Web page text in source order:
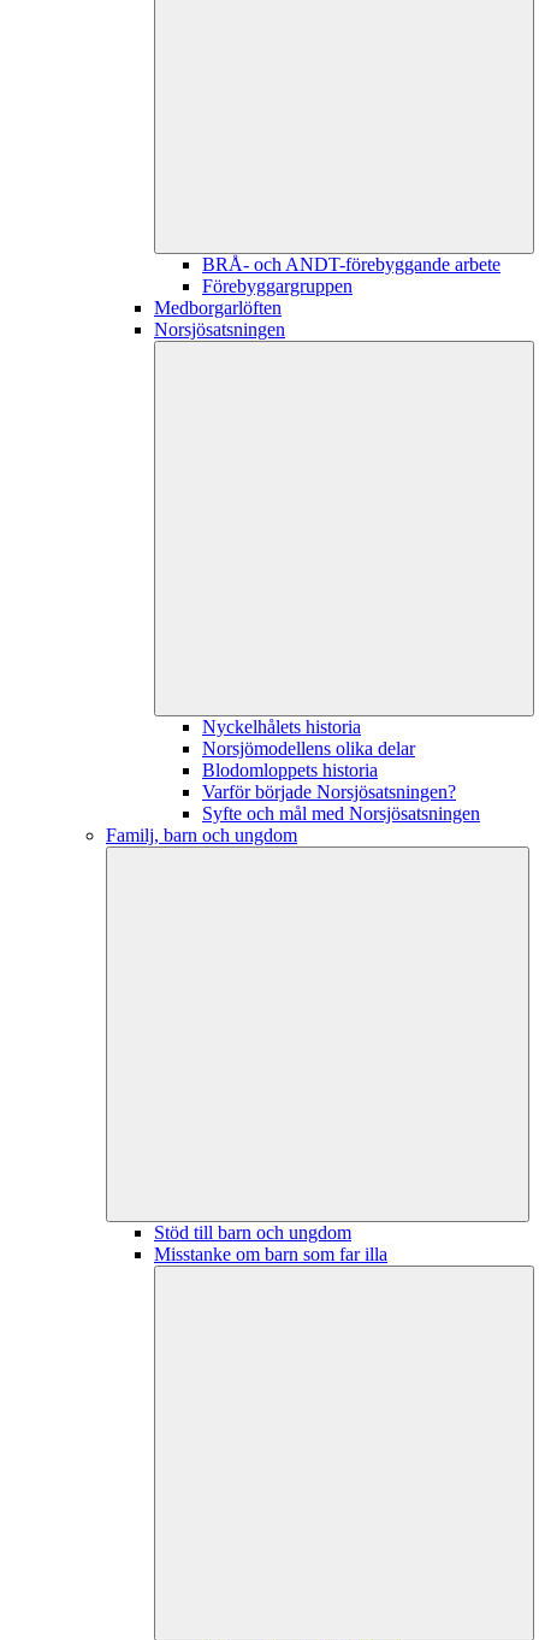
BRÅ- och ANDT-förebyggande arbete
Förebyggargruppen
Medborgarlöften
Norsjösatsningen
Nyckelhålets historia
Norsjömodellens olika delar
Blodomloppets historia
Varför började Norsjösatsningen?
Syfte och mål med Norsjösatsningen
Familj, barn och ungdom
Stöd till barn och ungdom
Misstanke om barn som far illa